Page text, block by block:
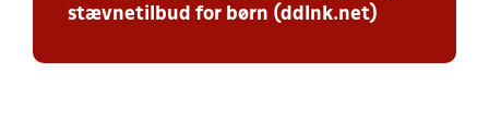
stævnetilbud for børn (ddlnk.net)